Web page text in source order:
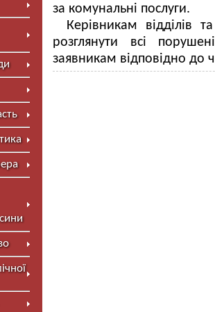
за комунальні послуги.
Керівникам відділів
розглянути всі
заявникам відповідно до